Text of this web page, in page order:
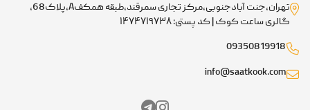
تهران،جنت آبادجنوبی،مرکز تجاری سمرقند،طبقه همکفA،پلاک68،
گالری ساعت کوک | کد پستی: ۱۴۷۴۷۱۹۷۳۸
09350819918
info@saatkook.com